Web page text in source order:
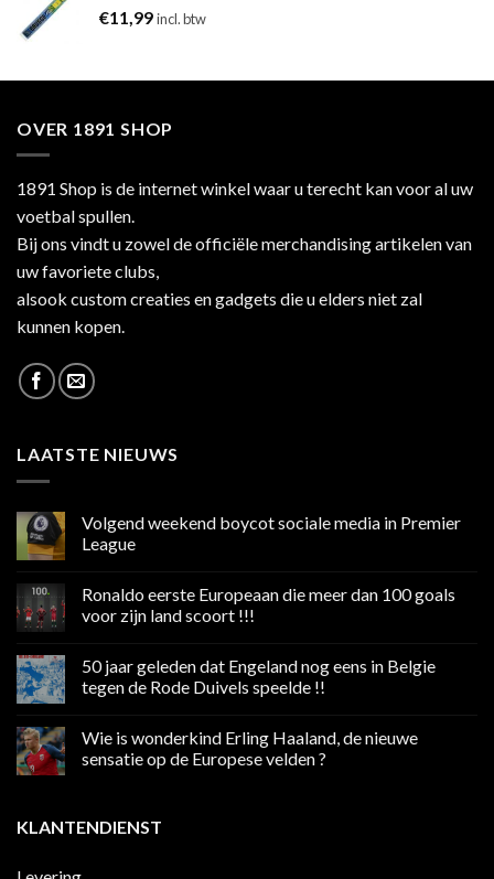
€11,99incl. btw
OVER 1891 SHOP
1891 Shop is de internet winkel waar u terecht kan voor al uw
voetbal spullen.
Bij ons vindt u zowel de officiële merchandising artikelen van
uw favoriete clubs,
alsook custom creaties en gadgets die u elders niet zal
kunnen kopen.
LAATSTE NIEUWS
Volgend weekend boycot sociale media in Premier
League
op
weekend
media
in
Premier
Ronaldo eerste Europeaan die meer dan 100 goals
voor zijn land scoort !!!
op
Ronaldo
eerste
meer
100
land
scoort
50 jaar geleden dat Engeland nog eens in Belgie
tegen de Rode Duivels speelde !!
op
jaar
nog
eens
Wie is wonderkind Erling Haaland, de nieuwe
sensatie op de Europese velden ?
Wie
is
KLANTENDIENST